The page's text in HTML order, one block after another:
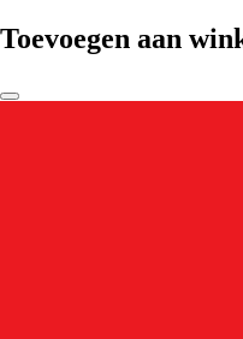
Toevoegen aan